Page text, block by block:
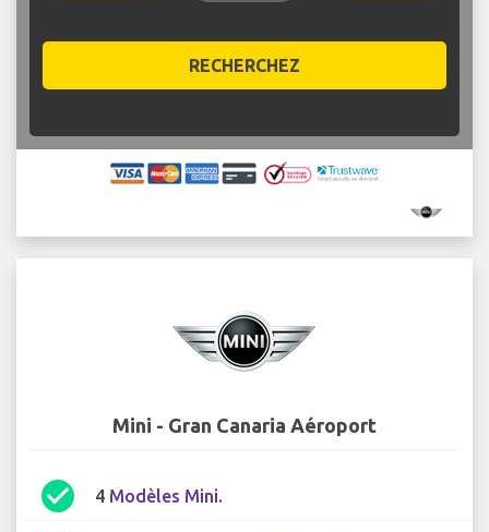
RECHERCHEZ
Mini - Gran Canaria Aéroport
check_circle 4 Modèles Mini.